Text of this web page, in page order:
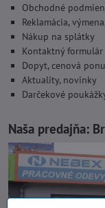
Obchodné
Reklamácia,
Nákup na splátky
Kontaktný formulár
Dopyt, cenová
Aktuality, novinky
Darčekové
Naša predajňa: